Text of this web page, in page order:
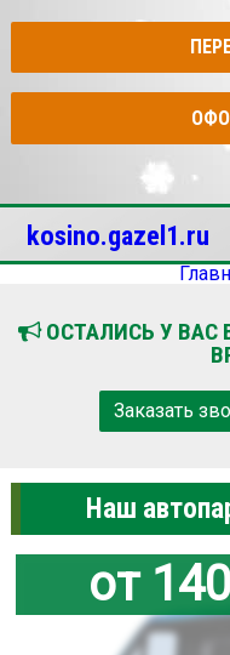
kosino.gazel1.ru
ОСТАЛИСЬ У ВАС
Заказать
Наш
от